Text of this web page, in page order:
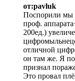
от:pavluk
Поспорили мы
проф.
200ед.)
отличной
он там же. Я
признал
Это провал